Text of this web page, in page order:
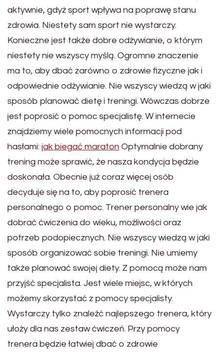
aktywnie, gdyż sport wpływa na poprawę stanu
zdrowia. Niestety sam sport nie wystarczy.
Konieczne jest także dobre odżywianie, o którym
niestety nie wszyscy myślą. Ogromne znaczenie
ma to, aby dbać zarówno o zdrowie fizyczne jak i
odpowiednie odżywianie. Nie wszyscy wiedzą w jaki
sposób planować dietę i treningi. Wówczas dobrze
jest poprosić o pomoc specjalistę. W internecie
znajdziemy wiele pomocnych informacji pod
hasłami: jak biegać maraton Optymalnie dobrany
trening może sprawić, że nasza kondycja będzie
doskonała. Obecnie już coraz więcej osób
decyduje się na to, aby poprosić trenera
personalnego o pomoc. Trener personalny wie jak
dobrać ćwiczenia do wieku, możliwości oraz
potrzeb podopiecznych. Nie wszyscy wiedzą w jaki
sposób organizować sobie treningi. Nie umiemy
także planować swojej diety. Z pomocą może nam
przyjść specjalista. Jest wiele miejsc, w których
możemy skorzystać z pomocy specjalisty.
Wystarczy tylko znaleźć najlepszego trenera, który
ułoży dla nas zestaw ćwiczeń. Przy pomocy
trenera będzie łatwiej dbać o zdrowie